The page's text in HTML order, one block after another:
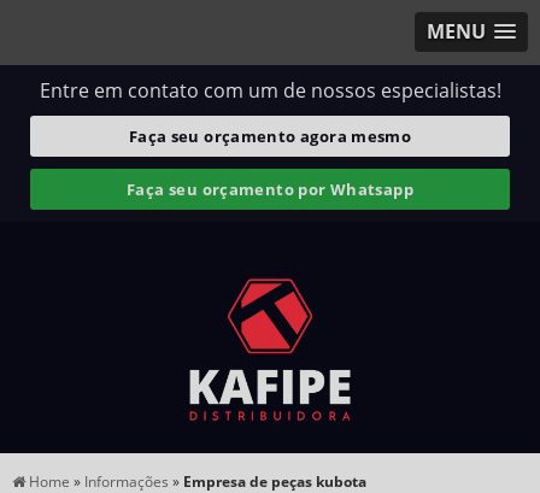
MENU
Entre em contato com um de nossos especialistas!
Faça seu orçamento agora mesmo
Faça seu orçamento por Whatsapp
Home » Informações » Empresa de peças kubota